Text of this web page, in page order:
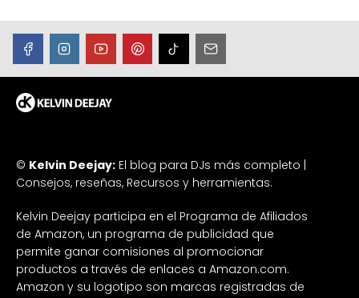
© Kelvin Deejay: El blog para DJs más completo |
Consejos, reseñas, Recursos y herramientas.
Kelvin Deejay participa en el Programa de Afiliados
de Amazon, un programa de publicidad que
permite ganar comisiones al promocionar
productos a través de enlaces a Amazon.com.
Amazon y su logotipo son marcas registradas de